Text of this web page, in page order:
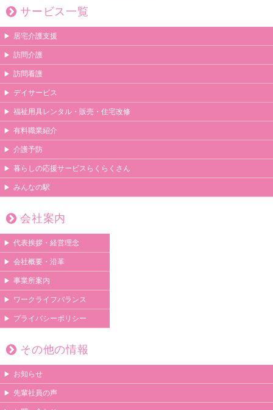
サービス一覧
居宅介護支援
訪問介護
訪問看護
デイサービス
福祉用具レンタル・販売・住宅改修
有料職業紹介
介護予防
暮らしの応援サービスらくらくさん
みんなの駅
会社案内
代表挨拶・経営理念
会社概要・沿革
事業所案内
ワークライフバランス
プライバシーポリシー
その他の情報
お知らせ
先輩社員の声